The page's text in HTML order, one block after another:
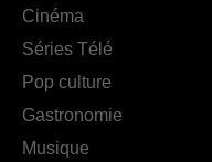
Cinéma
Séries Télé
Pop culture
Gastronomie
Musique